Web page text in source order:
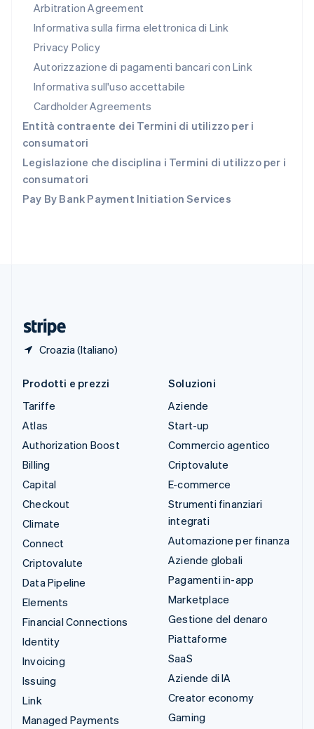
Arbitration Agreement
Informativa sulla firma elettronica di Link
Privacy Policy
Autorizzazione di pagamenti bancari con Link
Informativa sull'uso accettabile
Cardholder Agreements
Entità contraente dei Termini di utilizzo per i
consumatori
Legislazione che disciplina i Termini di utilizzo per i
consumatori
Pay By Bank Payment Initiation Services
Croazia (Italiano)
Repubblica Ceca
English
Romania
English
English简体中文
Slovacchia
Slovenia
EnglishItaliano
Spagna
Español English
EnglishEspañol简体中文
Prodotti e prezzi
Tariffe
Atlas
Authorization Boost
Billing
Capital
Checkout
Climate
Connect
Criptovalute
Data Pipeline
Elements
Financial Connections
Identity
Invoicing
Issuing
Link
Managed Payments
Soluzioni
Aziende
Start-up
Commercio agentico
Criptovalute
E-commerce
Strumenti finanziari
integrati
Automazione per finanza
Aziende globali
Pagamenti in-app
Marketplace
Gestione del denaro
Piattaforme
SaaS
Aziende di IA
Creator economy
Gaming